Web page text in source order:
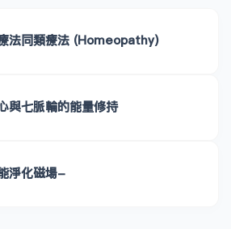
法同類療法 (Homeopathy)
與七脈輪的能量修持
淨化磁場-